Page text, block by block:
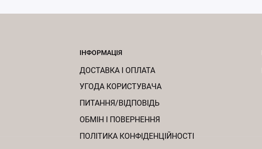
ІНФОРМАЦІЯ
ДОСТАВКА І ОПЛАТА
УГОДА КОРИСТУВАЧА
ПИТАННЯ/ВІДПОВІДЬ
ОБМІН І ПОВЕРНЕННЯ
ПОЛІТИКА КОНФІДЕНЦІЙНОСТІ